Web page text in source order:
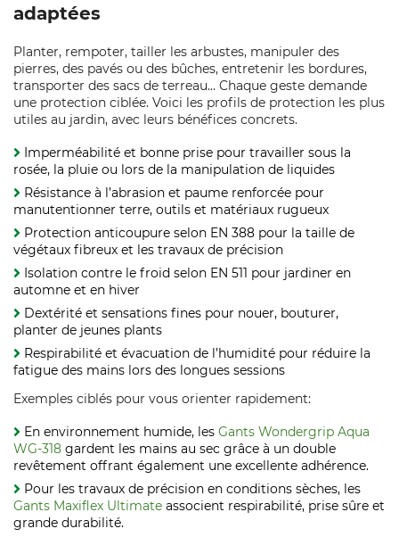
adaptées
Planter, rempoter, tailler les arbustes, manipuler des
pierres, des pavés ou des bûches, entretenir les bordures,
transporter des sacs de terreau… Chaque geste demande
une protection ciblée. Voici les profils de protection les plus
utiles au jardin, avec leurs bénéfices concrets.
Imperméabilité et bonne prise pour travailler sous la
rosée, la pluie ou lors de la manipulation de liquides
Résistance à l’abrasion et paume renforcée pour
manutentionner terre, outils et matériaux rugueux
Protection anticoupure selon EN 388 pour la taille de
végétaux fibreux et les travaux de précision
Isolation contre le froid selon EN 511 pour jardiner en
automne et en hiver
Dextérité et sensations fines pour nouer, bouturer,
planter de jeunes plants
Respirabilité et évacuation de l’humidité pour réduire la
fatigue des mains lors des longues sessions
Exemples ciblés pour vous orienter rapidement:
En environnement humide, les Gants Wondergrip Aqua
WG-318 gardent les mains au sec grâce à un double
revêtement offrant également une excellente adhérence.
Pour les travaux de précision en conditions sèches, les
Gants Maxiflex Ultimate associent respirabilité, prise sûre et
grande durabilité.